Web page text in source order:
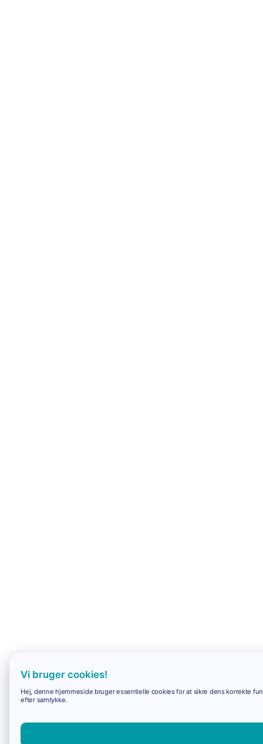
Vi bruger cookies!
Hej, denne hjemmeside bruger essentielle cookies for at sikre dens korrekte
efter samtykke.